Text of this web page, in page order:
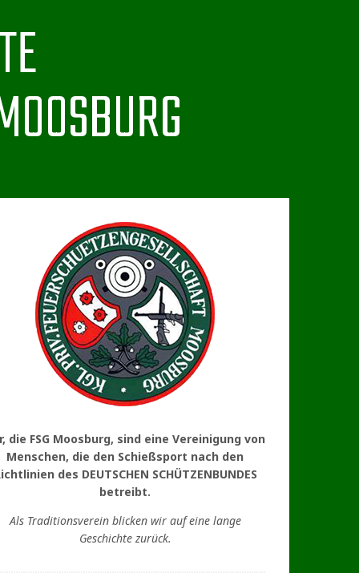
die FSG Moosburg, sind eine Vereinigung von
Menschen, die den Schießsport nach den
des DEUTSCHEN SCHÜTZENBUNDES
betreibt.
Als Traditionsverein blicken wir auf eine lange
Geschichte zurück.